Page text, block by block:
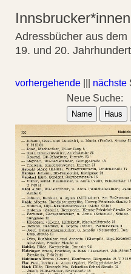
Innsbrucker*innen
Adressbücher aus dem
19. und 20. Jahrhundert
vorhergehende nächste
Neue Suche:
Name Haus